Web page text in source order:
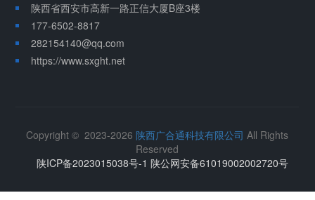
陕西省西安市高新一路正信大厦B座3楼
177-6502-8817
282154140@qq.com
https://www.sxght.net
Copyright © 2023-2026陕西广合通科技有限公司 All Rights
Reserved
陕ICP备2023015038号-1 陕公网安备61019002002720号